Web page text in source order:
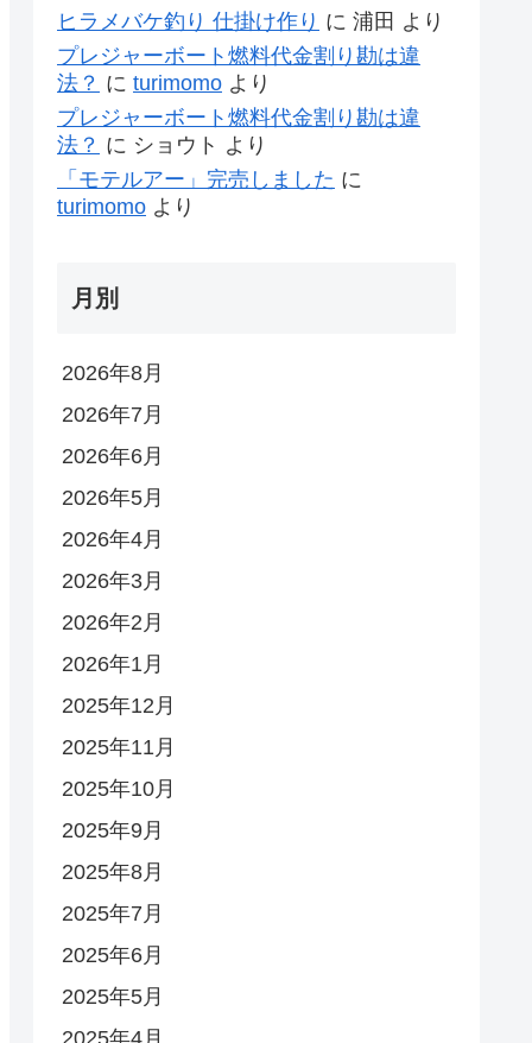
ヒラメバケ釣り 仕掛け作り に 浦田 より
プレジャーボート燃料代金割り勘は違
法？ に turimomo より
プレジャーボート燃料代金割り勘は違
法？ に ショウト より
「モテルアー」完売しました に
turimomo より
月別
2026年8月
2026年7月
2026年6月
2026年5月
2026年4月
2026年3月
2026年2月
2026年1月
2025年12月
2025年11月
2025年10月
2025年9月
2025年8月
2025年7月
2025年6月
2025年5月
2025年4月